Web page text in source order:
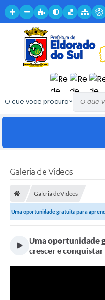
O que voce procura?
Galeria de Vídeos
Galeria de Vídeos
Uma oportunidade gratuita para
Uma oportunidade
crescer e